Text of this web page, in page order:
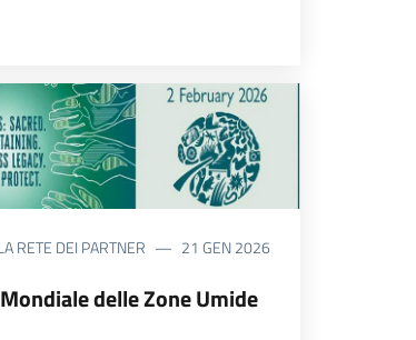
RETE DEI PARTNER 21 GEN 2026
delle Zone Umide